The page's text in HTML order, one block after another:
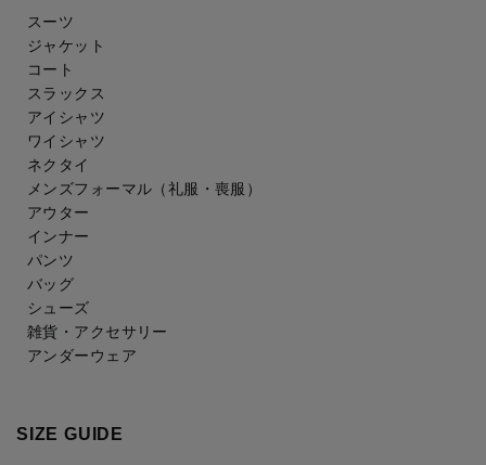
スーツ
ジャケット
コート
スラックス
アイシャツ
ワイシャツ
ネクタイ
メンズフォーマル （礼服・喪服）
アウター
インナー
パンツ
バッグ
シューズ
雑貨・アクセサリー
アンダーウェア
SIZE GUIDE